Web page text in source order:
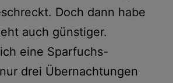
Doch dann habe
auch günstiger.
eine Sparfuchs-
drei Übernachtungen